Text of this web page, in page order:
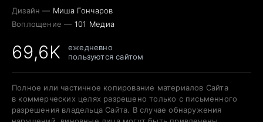
Дизайн — Миша Гончаров
Воплощение — 101 Медиа
69,6K
ежедневно
пользуются сайтом
Полное или частичное копирование материалов Сайта
в коммерческих целях разрешено только с письменного
разрешения владельца Сайта. В случае обнаружения